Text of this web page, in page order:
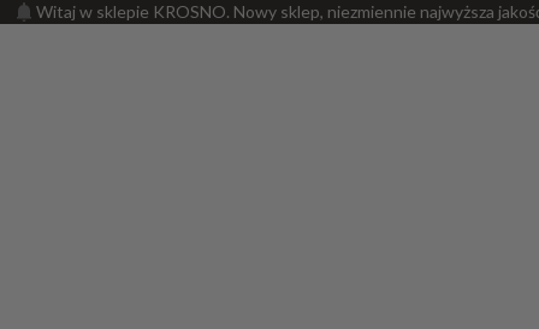
Witaj w sklepie KROSNO. Nowy sklep, niezmiennie najwyższa